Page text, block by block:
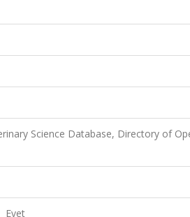
Science Database, Directory of
Evet